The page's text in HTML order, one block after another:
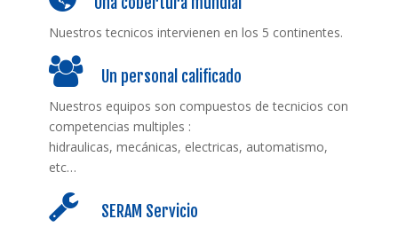
Nuestros tecnicos intervienen en los 5 continentes.
Un personal calificado
Nuestros equipos son compuestos de tecnicios con
competencias multiples :
hidraulicas, mecánicas, electricas, automatismo,
etc…
SERAM Servicio